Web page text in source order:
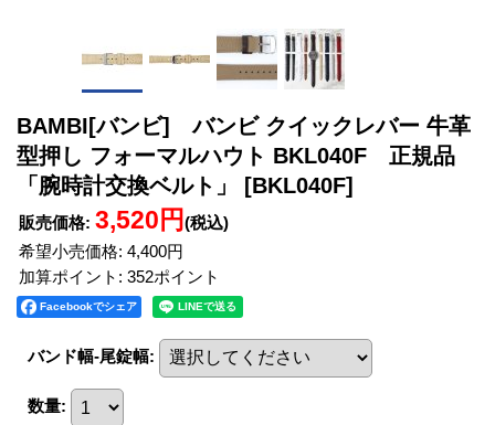
BAMBI[バンビ] バンビ クイックレバー 牛革
型押し フォーマルハウト BKL040F 正規品
「腕時計交換ベルト」
[BKL040F]
販売価格: 3,520円 (税込)
希望小売価格: 4,400円
加算ポイント: 352ポイント
Facebookでシェア
バンド幅-尾錠幅:
数量: